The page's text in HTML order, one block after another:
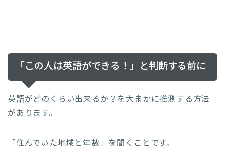
「この人は英語ができる！」と判断する前に
英語がどのくらい出来るか？を大まかに推測する方法
があります。
「住んでいた地域と年数」を聞くことです。